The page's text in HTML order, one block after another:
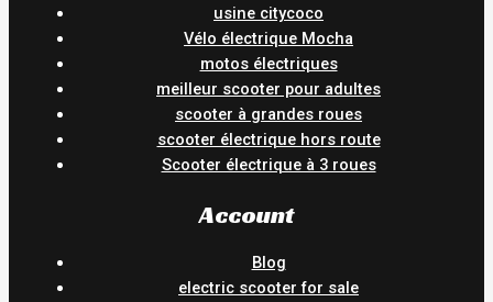
usine citycoco
Vélo électrique Mocha
motos électriques
meilleur scooter pour adultes
scooter à grandes roues
scooter électrique hors route
Scooter électrique à 3 roues
Account
Blog
electric scooter for sale